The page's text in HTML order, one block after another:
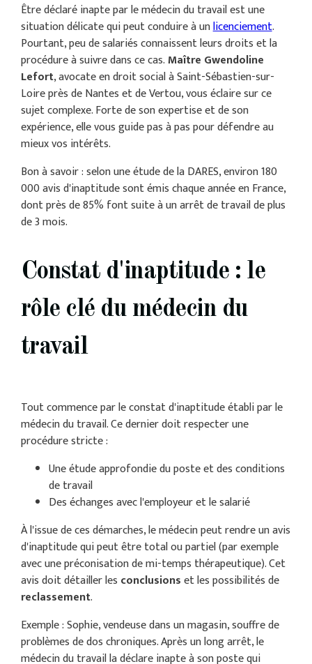
Être déclaré inapte par le médecin du travail est une
situation délicate qui peut conduire à unlicenciement.
Pourtant, peu de salariés connaissent leurs droits et la
procédure à suivre dans ce cas.Maître Gwendoline
Lefort, avocate en droit social à Saint-Sébastien-sur-
Loire près de Nantes et de Vertou, vous éclaire sur ce
sujet complexe. Forte de son expertise et de son
expérience, elle vous guide pas à pas pour défendre au
mieux vos intérêts.
Bon à savoir : selon une étude de la DARES, environ 180
000 avis d'inaptitude sont émis chaque année en France,
dont près de 85% font suite à un arrêt de travail de plus
de 3 mois.
Constat d'inaptitude : le
rôle clé du médecin du
travail
Tout commence par le constat d'inaptitude établi par le
médecin du travail. Ce dernier doit respecter une
procédure stricte :
Une étude approfondie du poste et des conditions
de travail
Des échanges avec l'employeur et le salarié
À l'issue de ces démarches, le médecin peut rendre un avis
d'inaptitude qui peut être total ou partiel (par exemple
avec une préconisation de mi-temps thérapeutique). Cet
avis doit détailler les conclusionset les possibilités de
reclassement.
Exemple : Sophie, vendeuse dans un magasin, souffre de
problèmes de dos chroniques. Après un long arrêt, le
médecin du travail la déclare inapte à son poste qui